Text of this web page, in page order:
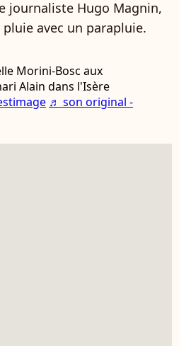
journaliste Hugo Magnin,
avec un parapluie.
Morini-Bosc aux
Alain dans l'Isère
♬ son original -